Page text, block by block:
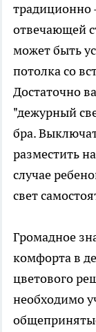
традиционно
отвечающей
может быть
потолка со
Достаточно
"дежурный
бра.
разместить
случае
свет
Громадное
комфорта в
цветового
необходимо